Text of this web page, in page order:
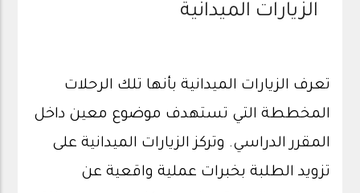
الزيارات الميدانية
تعرف الزيارات الميدانية بأنها تلك الرحلات
المخططة التي تستهدف موضوع معين داخل
المقرر الدراسي. وتركز الزيارات الميدانية على
تزويد الطلبة بخبرات عملية واقعية عن